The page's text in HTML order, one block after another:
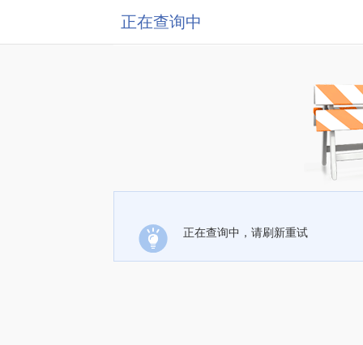
正在查询中
正在查询中，请刷新重试